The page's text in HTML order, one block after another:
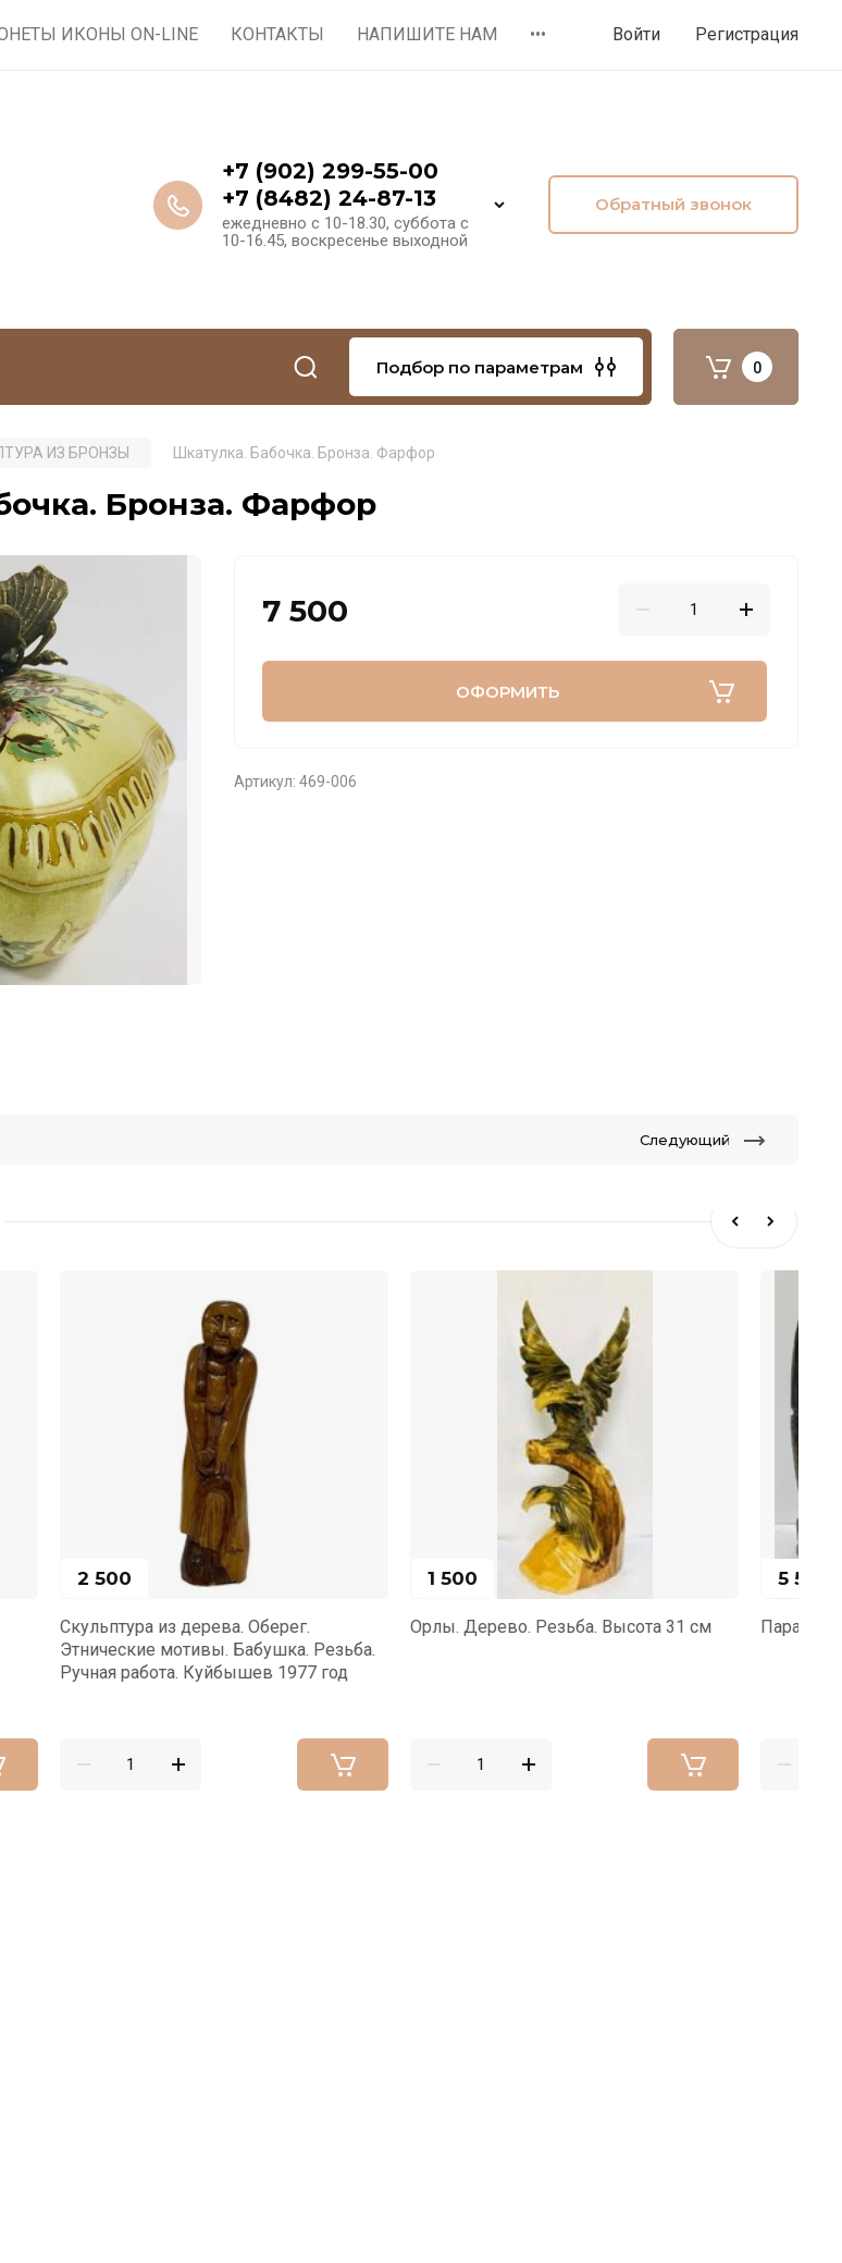
ИКОНЫ ON-LINE КОНТАКТЫ НАПИШИТЕ НАМ ••• Войти Регистрация
+7 (902) 299-55-00
+7 (8482) 24-87-13
ежедневно с 10-18.30, суббота с
10-16.45, воскресенье выходной
Обратный звонок
Подбор по параметрам 0
ИЗ БРОНЗЫ Шкатулка. Бабочка. Бронза. Фарфор
Бронза. Фарфор
7 500
ОФОРМИТЬ
Артикул: 469-006
Следующий
Резьба.
1 500
Орлы. Дерево. Резьба. Высота 31 см
5 500
Пара африканцев. Дерево